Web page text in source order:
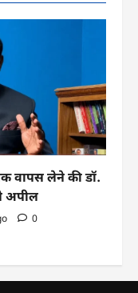
वापस लेने की डॉ.
अपील
0